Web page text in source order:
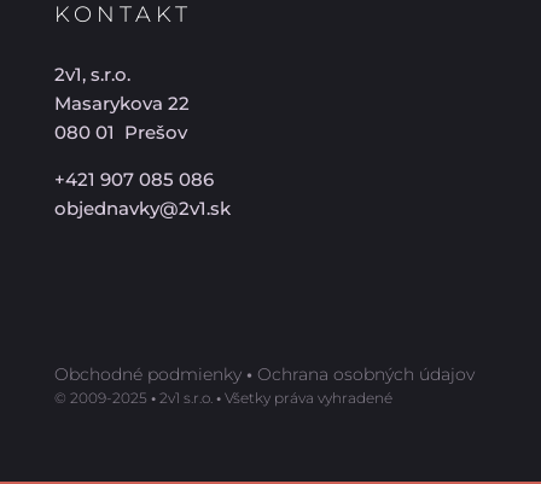
KONTAKT
2v1, s.r.o.
Masarykova 22
080 01 Prešov
+421 907 085 086
objednavky@2v1.sk
Obchodné podmienky • Ochrana osobných údajov
©️ 2009-2025 •2v1 s.r.o. •Všetky práva vyhradené